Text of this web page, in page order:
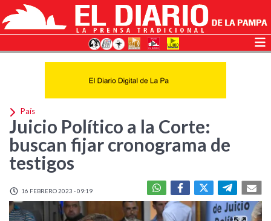
País
Juicio Político a la Corte:
buscan fijar cronograma de
testigos
16 FEBRERO 2023 - 09:19